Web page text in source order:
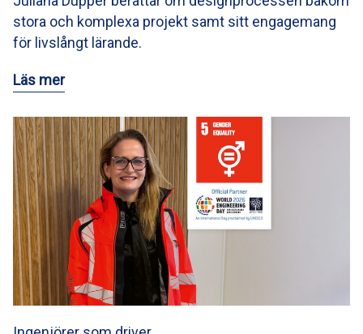
stora och komplexa projekt samt sitt engagemang
för livslångt lärande.
Läs mer